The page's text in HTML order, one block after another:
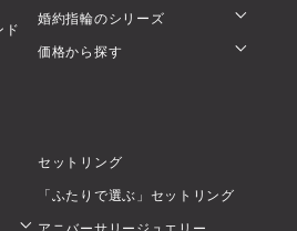
ド
婚約指輪のシリーズ
価格から探す
セットリング
「ふたりで選ぶ」セットリング